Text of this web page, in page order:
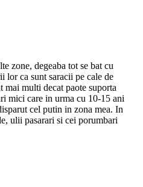
zone, degeaba tot se bat cu
lor ca sunt saracii pe cale de
mai multi decat paote suporta
mici care in urma cu 10-15 ani
cel putin in zona mea. In
ulii pasarari si cei porumbari